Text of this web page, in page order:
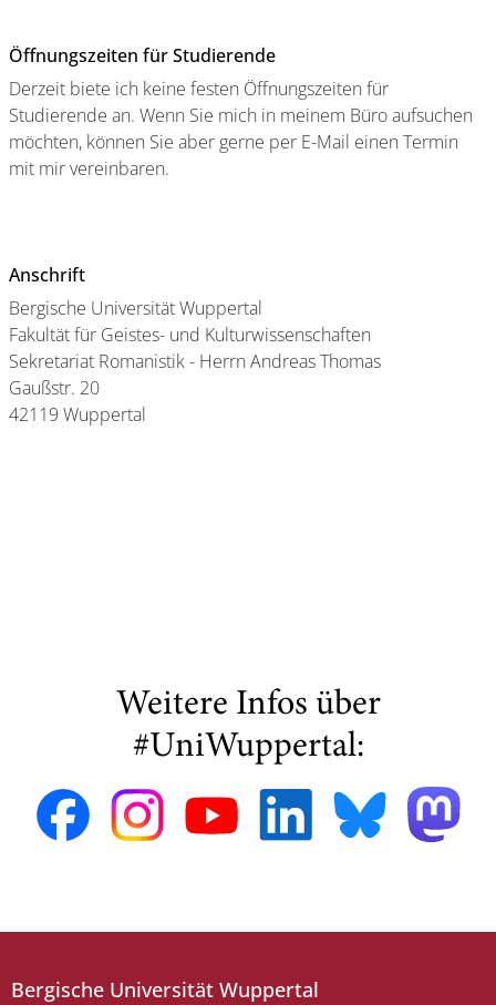
Öffnungszeiten für Studierende
Derzeit biete ich keine festen Öffnungszeiten für
Studierende an. Wenn Sie mich in meinem Büro aufsuchen
möchten, können Sie aber gerne per E-Mail einen Termin
mit mir vereinbaren.
Anschrift
Bergische Universität Wuppertal
Fakultät für Geistes- und Kulturwissenschaften
Sekretariat Romanistik - Herrn Andreas Thomas
Gaußstr. 20
42119 Wuppertal
Weitere Infos über
#UniWuppertal:
Bergische Universität Wuppertal